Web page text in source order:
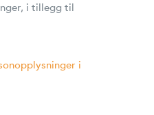
i tillegg til
i